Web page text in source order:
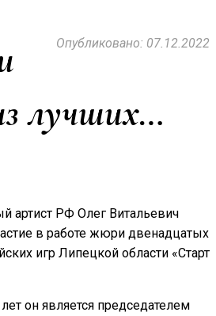
Опубликовано: 07.12.2022
лучших…
артист РФ Олег Витальевич
в работе жюри двенадцатых
игр Липецкой области «Старт
он является председателем